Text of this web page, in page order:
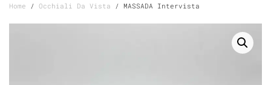
Home / Occhiali Da Vista / MASSADA Intervista